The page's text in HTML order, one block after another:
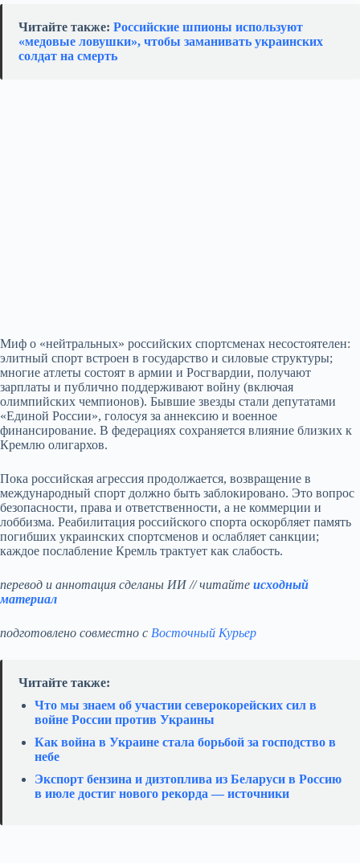
Читайте также: Российские шпионы используют
«медовые ловушки», чтобы заманивать украинских
солдат на смерть
Миф о «нейтральных» российских спортсменах несостоятелен:
элитный спорт встроен в государство и силовые структуры;
многие атлеты состоят в армии и Росгвардии, получают
зарплаты и публично поддерживают войну (включая
олимпийских чемпионов). Бывшие звезды стали депутатами
«Единой России», голосуя за аннексию и военное
финансирование. В федерациях сохраняется влияние близких к
Кремлю олигархов.
Пока российская агрессия продолжается, возвращение в
международный спорт должно быть заблокировано. Это вопрос
безопасности, права и ответственности, а не коммерции и
лоббизма. Реабилитация российского спорта оскорбляет память
погибших украинских спортсменов и ослабляет санкции;
каждое послабление Кремль трактует как слабость.
перевод и аннотация сделаны ИИ // читайте исходный
материал
подготовлено совместно с Восточный Курьер
Читайте также:
Что мы знаем об участии северокорейских сил в
войне России против Украины
Как война в Украине стала борьбой за господство в
небе
Экспорт бензина и дизтоплива из Беларуси в Россию
в июле достиг нового рекорда — источники